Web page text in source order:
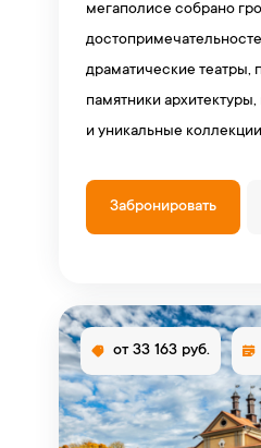
мегаполисе собрано
драматические театры,
памятники
и уникальные
Забронировать
от 33 163 руб.